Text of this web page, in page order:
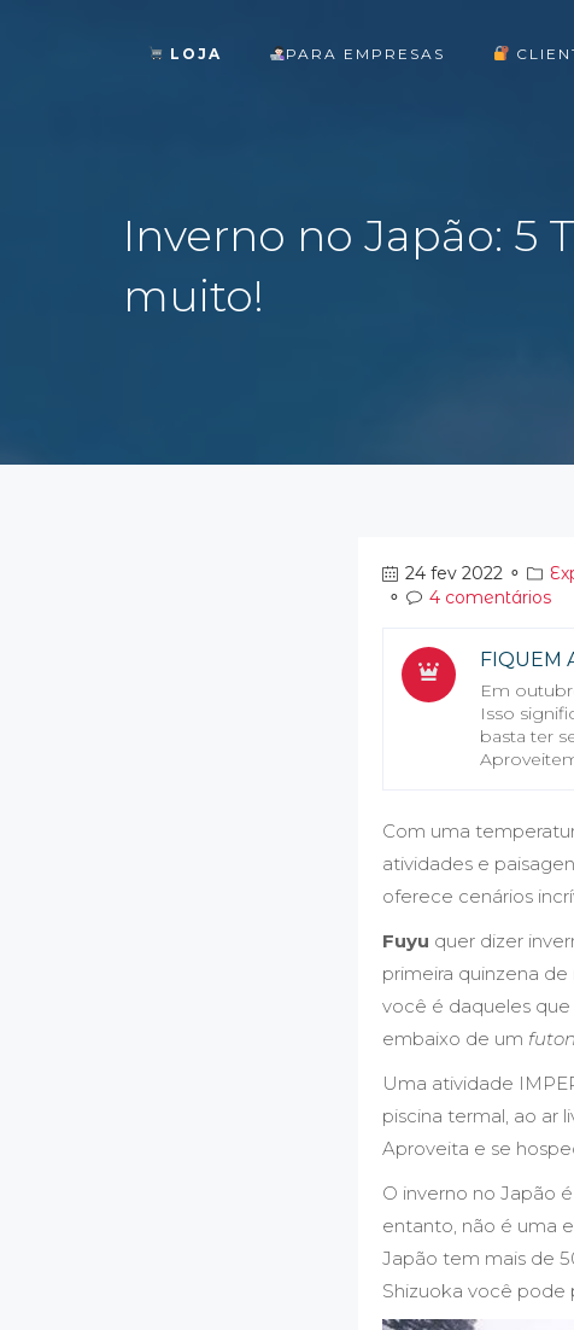
LOJA PARA EMPRESAS
Inverno no Japão: 5
muito!
24 fev 2022 ⚬
⚬
4 comentários
FIQUEM
Em
Isso
basta ter
Com uma
atividades e
oferece cenários
Fuyu quer dizer
primeira quinzena
você é daqueles
embaixo de um futon
Uma atividade
piscina termal, ao ar
Aproveita e se
O inverno no Japão
entanto, não é uma
Japão tem mais de
Shizuoka você pode